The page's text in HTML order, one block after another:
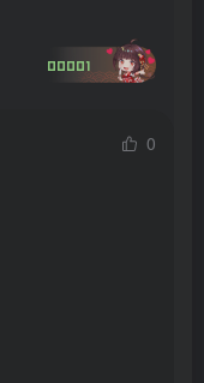
00001
0